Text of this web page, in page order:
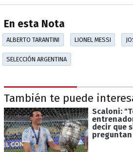
En esta Nota
ALBERTO TARANTINI LIONEL MESSI
SELECCIÓN ARGENTINA
También te puede
Scaloni:
decir que